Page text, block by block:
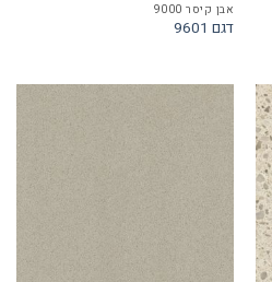
אבן קיסר 9000
דגם 9601